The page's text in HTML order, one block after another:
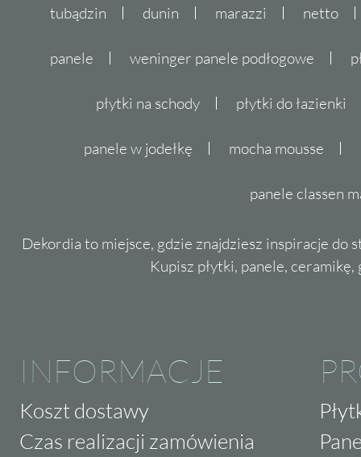
tubądzin dunin marazzi netto
panele weninger panele podłogowe
płytki na schody płytki do łazienki
panele w jodełkę mocha mousse
panele classen
Dekordia to miejsce, gdzie znajdziesz inspiracje do
Kupisz płytki, panele,
INFORMACJE
Koszt dostawy
Czas realizacji zamówienia